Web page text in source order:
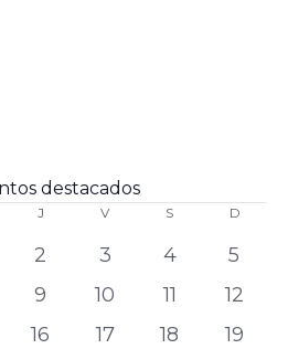
destacados
J V S D
0
eventos
2
0
eventos
3
0
eventos
4
0
5
0
eventos
9
0
eventos
10
0
eventos
11
0
12
0
16
0
17
0
18
0
19